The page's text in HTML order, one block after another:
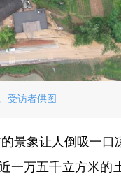
受访者供图
景象让人倒吸一
一万五千立方米的